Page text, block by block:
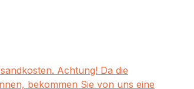
Achtung! Da die
bekommen Sie von uns eine